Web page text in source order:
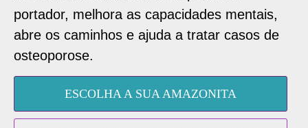
portador, melhora as capacidades mentais,
abre os caminhos e ajuda a tratar casos de
osteoporose.
ESCOLHA A SUA AMAZONITA